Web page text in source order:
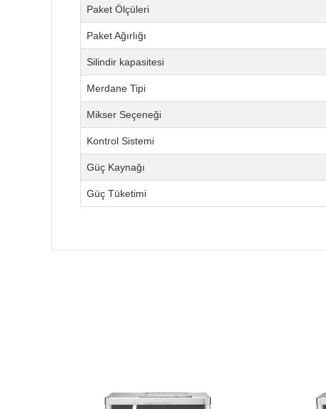
Paket Ölçüleri
Paket Ağırlığı
Silindir kapasitesi
Merdane Tipi
Mikser Seçeneği
Kontrol Sistemi
Güç Kaynağı
Güç Tüketimi